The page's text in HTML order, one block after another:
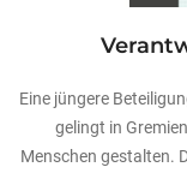
Eine jüngere
gelingt in
Menschen gestalten.